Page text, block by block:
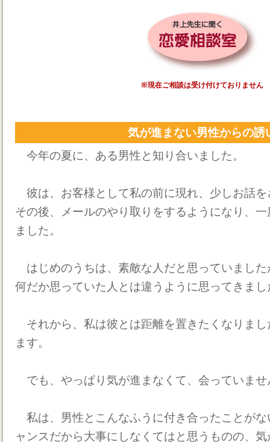
※現在ご相談は受け付けておりません
気が進まない男性からの誘
今年の夏に、ある男性と知り合いました。
彼は、お客様として私の前に現れ、少しお話
その後、メールのやり取りをするようになり、
ました。
はじめのうちは、素敵な人だと思っていまし
何だか思っていた人とは違うように思ってきまし
それから、私は彼とは距離を置きたくなりま
ます。
でも、やっぱり気が進まなくて、会っていませ
私は、男性とこんなふうに付き合ったことが
ャンスだから大事にしなくてはと思うものの、